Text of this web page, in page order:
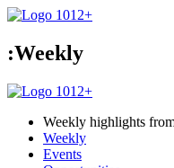
:Weekly
Weekly highlights
Weekly
Events